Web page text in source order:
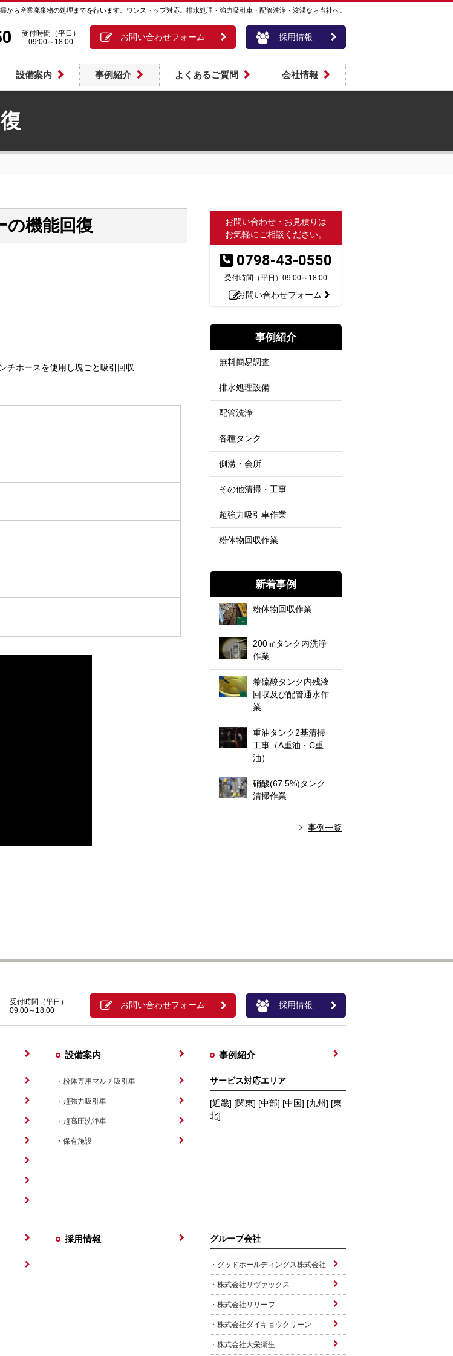
から産業廃棄物の処理までを行います。ワンストップ対応。排水処理・強力吸引車・配管洗浄・浚渫なら当社へ。
受付時間（平日）
09:00～18:00
お問い合わせフォーム 採用情報
設備案内 事例紹介 よくあるご質問 会社情報
の機能回復
チホースを使用し塊ごと吸引回収
お問い合わせ・お見積りは
お気軽にご相談ください。
0798-43-0550
受付時間（平日） 09:00～18:00
お問い合わせフォーム
事例紹介
無料簡易調査
排水処理設備
配管洗浄
各種タンク
側溝・会所
その他清掃・工事
超強力吸引車作業
粉体物回収作業
新着事例
粉体物回収作業
200㎥タンク内洗浄
作業
希硫酸タンク内残液
回収及び配管通水作
業
重油タンク2基清掃
工事（A重油・C重
油）
硝酸(67.5%)タンク
清掃作業
事例一覧
受付時間（平日）
09:00～18:00
お問い合わせフォーム 採用情報
設備案内
粉体専用マルチ吸引車
超強力吸引車
超高圧洗浄車
保有施設
事例紹介
サービス対応エリア
[近畿] [関東] [中部] [中国] [九州] [東
北]
採用情報 グループ会社
グッドホールディングス株式会社
株式会社リヴァックス
株式会社リリーフ
株式会社ダイキョウクリーン
株式会社大栄衛生